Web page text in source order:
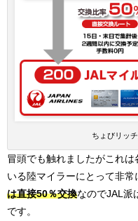
ちょびリッ
冒頭でも触れましたがこれ
いる陸マイラーにとって非常
は直接50％交換なのでJAL派
です。